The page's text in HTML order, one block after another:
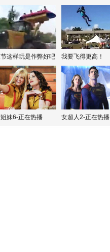
这样玩是作弊好吧 我要飞得更高！
妹6-正在热播 女超人2-正在热播